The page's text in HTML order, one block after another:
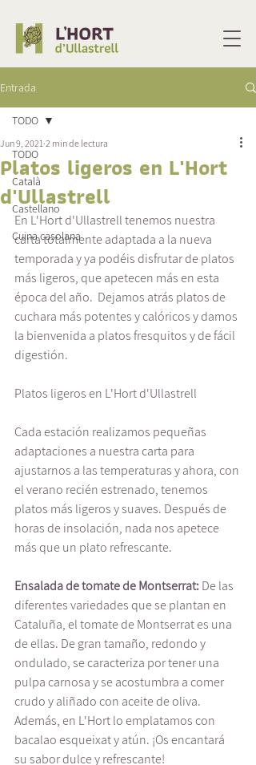
Entrada
TODO
Català
Castellano
Cuina casolana
TODO
Platos ligeros en L'Hort
d'Ullastrell
Jun 9, 2021 2 min de lectura
En L'Hort d'Ullastrell tenemos nuestra
carta totalmente adaptada a la nueva
temporada y ya podéis disfrutar de platos
más ligeros, que apetecen más en esta
época del año.  Dejamos atrás platos de
cuchara más potentes y calóricos y damos
la bienvenida a platos fresquitos y de fácil
digestión.
Platos ligeros en L'Hort d'Ullastrell
Cada estación realizamos pequeñas
adaptaciones a nuestra carta para
ajustarnos a las temperaturas y ahora, con
el verano recién estrenado, tenemos
platos más ligeros y suaves. Después de
horas de insolación, nada nos apetece
más que un plato refrescante.
Ensalada de tomate de Montserrat: De las
diferentes variedades que se plantan en
Cataluña, el tomate de Montserrat es una
de ellas. De gran tamaño, redondo y
ondulado, se caracteriza por tener una
pulpa carnosa y se acostumbra a comer
crudo y aliñado con aceite de oliva.
Además, en L'Hort lo emplatamos con
bacalao esqueixat y atún. ¡Os encantará
su sabor dulce y refrescante!